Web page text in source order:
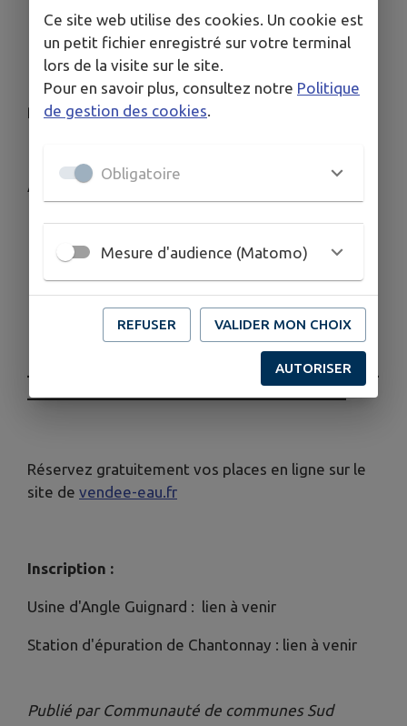
✔ Durée de chaque visite : environ 1h
✔ À partir de 8 ans
✔ Attention : les sites ne sont pas accessibles aux
personnes à mobilité réduite
Adresses :
Angle Guignard : Usine de l'Angle Guignard,
85210 La Réorthe
de la Poirasse, 85110 Chantonnay
___________________________________________
_______________________________________
Réservez gratuitement vos places en ligne sur le
site de vendee-eau.fr
Inscription :
Usine d'Angle Guignard : lien à venir
Station d'épuration de Chantonnay : lien à venir
Publié par Communauté de communes Sud
Ce site web utilise des cookies. Un cookie est
un petit fichier enregistré sur votre terminal
lors de la visite sur le site.
Pour en savoir plus, consultez notre Politique
de gestion des cookies.
Obligatoire
Mesure d'audience (Matomo)
REFUSER VALIDER MON CHOIX
AUTORISER